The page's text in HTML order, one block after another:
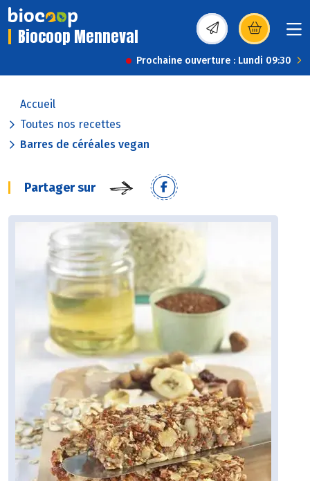
Biocoop Menneval (s’ouvre dans une
Prochaine ouverture : Lundi 09:30
Accueil
Toutes nos recettes
Barres de céréales vegan
Partager sur